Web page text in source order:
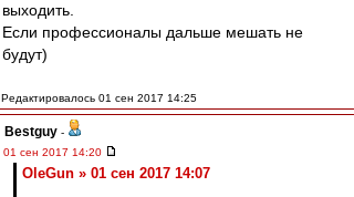
выходить.
Если профессионалы дальше мешать не
будут)
Редактировалось 01 сен 2017 14:25
Bestguy -
01 сен 2017 14:20
OleGun » 01 сен 2017 14:07